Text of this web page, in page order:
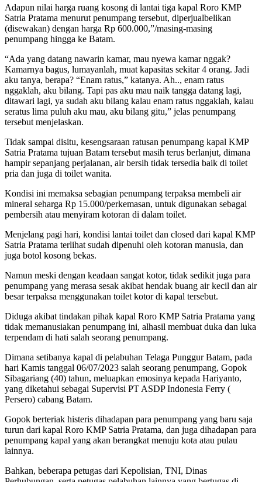
Adapun nilai harga ruang kosong di lantai tiga kapal Roro KMP
Satria Pratama menurut penumpang tersebut, diperjualbelikan
(disewakan) dengan harga Rp 600.000,”/masing-masing
penumpang hingga ke Batam.
“Ada yang datang nawarin kamar, mau nyewa kamar nggak?
Kamarnya bagus, lumayanlah, muat kapasitas sekitar 4 orang. Jadi
aku tanya, berapa? “Enam ratus,” katanya. Ah.., enam ratus
nggaklah, aku bilang. Tapi pas aku mau naik tangga datang lagi,
ditawari lagi, ya sudah aku bilang kalau enam ratus nggaklah, kalau
seratus lima puluh aku mau, aku bilang gitu,” jelas penumpang
tersebut menjelaskan.
Tidak sampai disitu, kesengsaraan ratusan penumpang kapal KMP
Satria Pratama tujuan Batam tersebut masih terus berlanjut, dimana
hampir sepanjang perjalanan, air bersih tidak tersedia baik di toilet
pria dan juga di toilet wanita.
Kondisi ini memaksa sebagian penumpang terpaksa membeli air
mineral seharga Rp 15.000/perkemasan, untuk digunakan sebagai
pembersih atau menyiram kotoran di dalam toilet.
Menjelang pagi hari, kondisi lantai toilet dan closed dari kapal KMP
Satria Pratama terlihat sudah dipenuhi oleh kotoran manusia, dan
juga botol kosong bekas.
Namun meski dengan keadaan sangat kotor, tidak sedikit juga para
penumpang yang merasa sesak akibat hendak buang air kecil dan air
besar terpaksa menggunakan toilet kotor di kapal tersebut.
Diduga akibat tindakan pihak kapal Roro KMP Satria Pratama yang
tidak memanusiakan penumpang ini, alhasil membuat duka dan luka
terpendam di hati salah seorang penumpang.
Dimana setibanya kapal di pelabuhan Telaga Punggur Batam, pada
hari Kamis tanggal 06/07/2023 salah seorang penumpang, Gopok
Sibagariang (40) tahun, meluapkan emosinya kepada Hariyanto,
yang diketahui sebagai Supervisi PT ASDP Indonesia Ferry (
Persero) cabang Batam.
Gopok berteriak histeris dihadapan para penumpang yang baru saja
turun dari kapal Roro KMP Satria Pratama, dan juga dihadapan para
penumpang kapal yang akan berangkat menuju kota atau pulau
lainnya.
Bahkan, beberapa petugas dari Kepolisian, TNI, Dinas